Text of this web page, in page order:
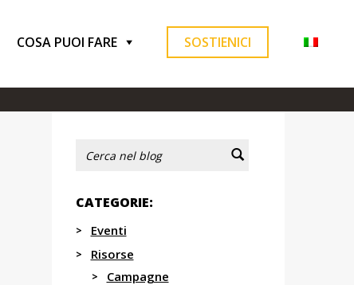
COSA PUOI FARE SOSTIENICI
CATEGORIE:
Eventi
Risorse
Campagne